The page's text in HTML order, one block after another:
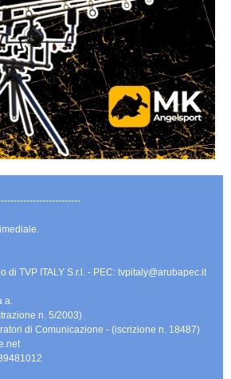
di TVP ITALY S.r.l. - PEC: tvpitaly@arubapec.it
a:
n. 5/2003)
di Comunicazione - (iscrizione n. 18487)